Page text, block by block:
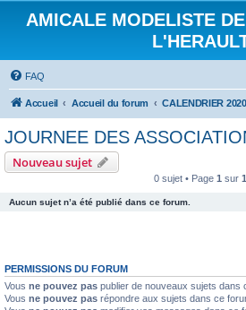
AMICALE MODELISTE
FAQ
Accueil Accueil du forum CALENDRIER 2020
JOURNEE DES
Nouveau sujet
0 sujet • Page 1 sur 1
Aucun sujet n’a été publié dans ce forum.
PERMISSIONS DU FORUM
Vous ne pouvez pas publier de nouveaux sujets dans
Vous ne pouvez pas répondre aux sujets dans ce